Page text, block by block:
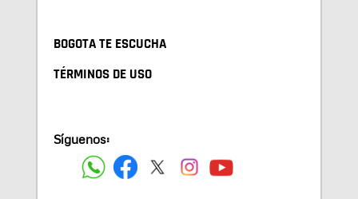
BOGOTA TE ESCUCHA
TÉRMINOS DE USO
Síguenos: